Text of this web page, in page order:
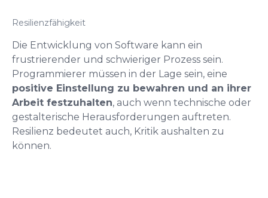
Resilienzfähigkeit
Die Entwicklung von Software kann ein
frustrierender und schwieriger Prozess sein.
Programmierer müssen in der Lage sein, eine
positive Einstellung zu bewahren und an ihrer
Arbeit festzuhalten, auch wenn technische oder
gestalterische Herausforderungen auftreten.
Resilienz bedeutet auch, Kritik aushalten zu
können.